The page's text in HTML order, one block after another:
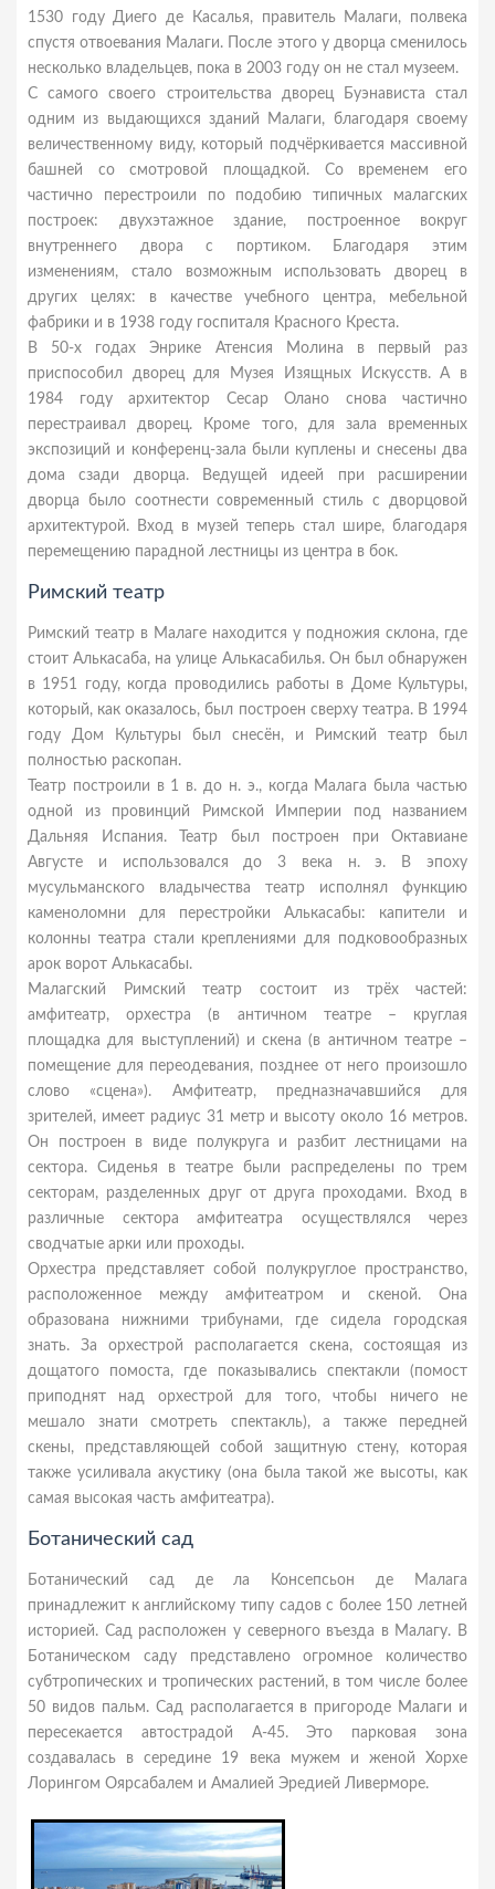
1530 году Диего де Касалья, правитель Малаги, полвека
спустя отвоевания Малаги. После этого у дворца сменилось
несколько владельцев, пока в 2003 году он не стал музеем.
С самого своего строительства дворец Буэнависта стал
одним из выдающихся зданий Малаги, благодаря своему
величественному виду, который подчёркивается массивной
башней со смотровой площадкой. Со временем его
частично перестроили по подобию типичных малагских
построек: двухэтажное здание, построенное вокруг
внутреннего двора с портиком. Благодаря этим
изменениям, стало возможным использовать дворец в
других целях: в качестве учебного центра, мебельной
фабрики и в 1938 году госпиталя Красного Креста.
В 50-х годах Энрике Атенсия Молина в первый раз
приспособил дворец для Музея Изящных Искусств. А в
1984 году архитектор Сесар Олано снова частично
перестраивал дворец. Кроме того, для зала временных
экспозиций и конференц-зала были куплены и снесены два
дома сзади дворца. Ведущей идеей при расширении
дворца было соотнести современный стиль с дворцовой
архитектурой. Вход в музей теперь стал шире, благодаря
перемещению парадной лестницы из центра в бок.
Римский театр
Римский театр в Малаге находится у подножия склона, где
стоит Алькасаба, на улице Алькасабилья. Он был обнаружен
в 1951 году, когда проводились работы в Доме Культуры,
который, как оказалось, был построен сверху театра. В 1994
году Дом Культуры был снесён, и Римский театр был
полностью раскопан.
Театр построили в 1 в. до н. э., когда Малага была частью
одной из провинций Римской Империи под названием
Дальняя Испания. Театр был построен при Октавиане
Августе и использовался до 3 века н. э. В эпоху
мусульманского владычества театр исполнял функцию
каменоломни для перестройки Алькасабы: капители и
колонны театра стали креплениями для подковообразных
арок ворот Алькасабы.
Малагский Римский театр состоит из трёх частей:
амфитеатр, орхестра (в античном театре – круглая
площадка для выступлений) и скена (в античном театре –
помещение для переодевания, позднее от него произошло
слово «сцена»). Амфитеатр, предназначавшийся для
зрителей, имеет радиус 31 метр и высоту около 16 метров.
Он построен в виде полукруга и разбит лестницами на
сектора. Сиденья в театре были распределены по трем
секторам, разделенных друг от друга проходами. Вход в
различные сектора амфитеатра осуществлялся через
сводчатые арки или проходы.
Орхестра представляет собой полукруглое пространство,
расположенное между амфитеатром и скеной. Она
образована нижними трибунами, где сидела городская
знать. За орхестрой располагается скена, состоящая из
дощатого помоста, где показывались спектакли (помост
приподнят над орхестрой для того, чтобы ничего не
мешало знати смотреть спектакль), а также передней
скены, представляющей собой защитную стену, которая
также усиливала акустику (она была такой же высоты, как
самая высокая часть амфитеатра).
Ботанический сад
Ботанический сад де ла Консепсьон де Малага
принадлежит к английскому типу садов с более 150 летней
историей. Сад расположен у северного въезда в Малагу. В
Ботаническом саду представлено огромное количество
субтропических и тропических растений, в том числе более
50 видов пальм. Сад располагается в пригороде Малаги и
пересекается автострадой А-45. Это парковая зона
создавалась в середине 19 века мужем и женой Хорхе
Лорингом Оярсабалем и Амалией Эредией Ливерморе.